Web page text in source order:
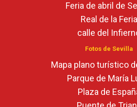
Feria de abril de
Real de la Feria
calle del
Fotos de Sevilla
Mapa plano turístico
Parque de María
Plaza de